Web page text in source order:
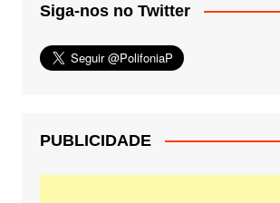
Siga-nos no Twitter
PUBLICIDADE